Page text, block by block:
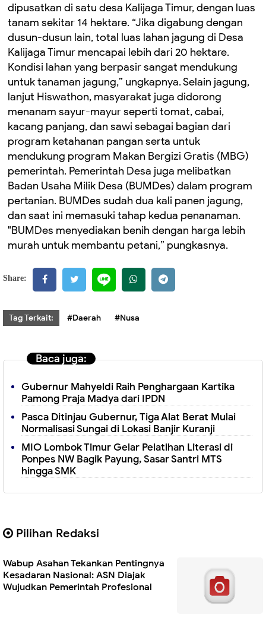
dipusatkan di satu desa Kalijaga Timur, dengan luas
tanam sekitar 14 hektare. ‎“Jika digabung dengan
dusun-dusun lain, total luas lahan jagung di Desa
Kalijaga Timur mencapai lebih dari 20 hektare.
Kondisi lahan yang berpasir sangat mendukung
untuk tanaman jagung,” ungkapnya. ‎Selain jagung,
lanjut Hiswathon, masyarakat juga didorong
menanam sayur-mayur seperti tomat, cabai,
kacang panjang, dan sawi sebagai bagian dari
program ketahanan pangan serta untuk
mendukung program Makan Bergizi Gratis (MBG)
pemerintah. ‎Pemerintah Desa juga melibatkan
Badan Usaha Milik Desa (BUMDes) dalam program
pertanian. BUMDes sudah dua kali panen jagung,
dan saat ini memasuki tahap kedua penanaman.
‎"BUMDes menyediakan benih dengan harga lebih
murah untuk membantu petani,” pungkasnya.
Share:
Tag Terkait: #Daerah #Nusa
Baca juga:
Gubernur Mahyeldi Raih Penghargaan Kartika
Pamong Praja Madya dari IPDN
Pasca Ditinjau Gubernur, Tiga Alat Berat Mulai
Normalisasi Sungai di Lokasi Banjir Kuranji
MIO Lombok Timur Gelar Pelatihan Literasi di
Ponpes NW Bagik Payung, Sasar Santri MTS
hingga SMK
Pilihan Redaksi
Wabup Asahan Tekankan Pentingnya
Kesadaran Nasional: ASN Diajak
Wujudkan Pemerintah Profesional